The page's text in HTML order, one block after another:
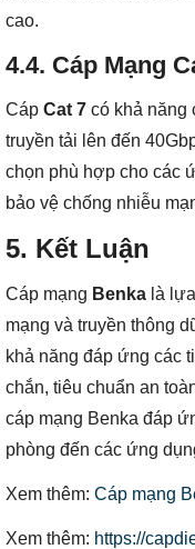
cao.
4.4. Cáp Mạng
Cáp Cat 7 có khả năng
truyền tải lên đến
chọn phù hợp cho các
bảo vệ chống nhiễu
5. Kết Luận
Cáp mạng Benka là
mạng và truyền thông
khả năng đáp ứng các
chắn, tiêu chuẩn an
cáp mạng Benka đáp
phòng đến các ứng
Xem thêm: Cáp mạng
Xem thêm: https://